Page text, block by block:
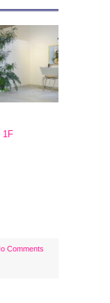
1F
Comments